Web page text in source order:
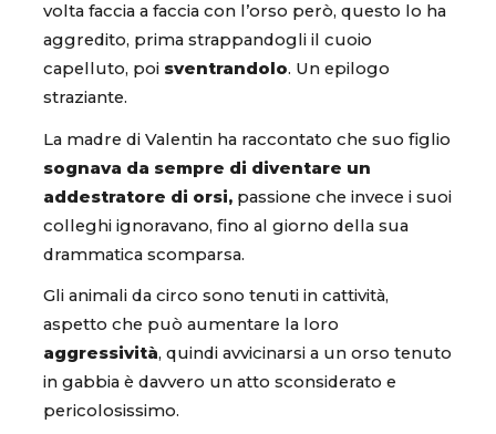
volta faccia a faccia con l’orso però, questo lo ha
aggredito, prima strappandogli il cuoio
capelluto, poi sventrandolo. Un epilogo
straziante.
La madre di Valentin ha raccontato che suo figlio
sognava da sempre di diventare un
addestratore di orsi, passione che invece i suoi
colleghi ignoravano, fino al giorno della sua
drammatica scomparsa.
Gli animali da circo sono tenuti in cattività,
aspetto che può aumentare la loro
aggressività, quindi avvicinarsi a un orso tenuto
in gabbia è davvero un atto sconsiderato e
pericolosissimo.